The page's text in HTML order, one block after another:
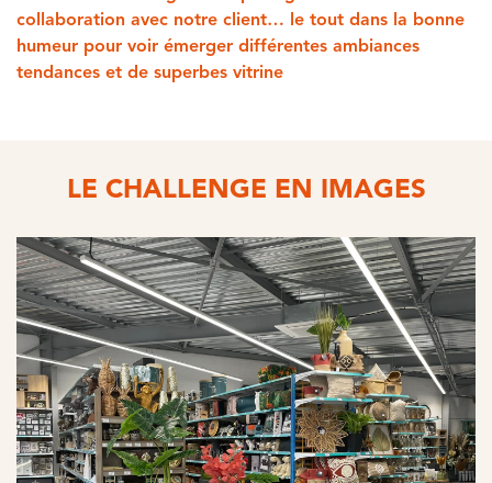
collaboration avec notre client… le tout dans la bonne
humeur pour voir émerger différentes ambiances
tendances et de superbes vitrine
LE CHALLENGE EN IMAGES